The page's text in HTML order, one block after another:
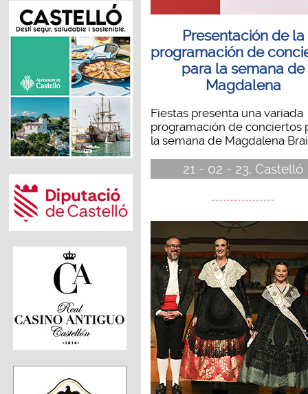
Presentación de la
programación de
para la semana de
Magdalena
Fiestas presenta una variada
programación de conciertos
la semana de Magdalena
21 - 02 - 23, Castelló